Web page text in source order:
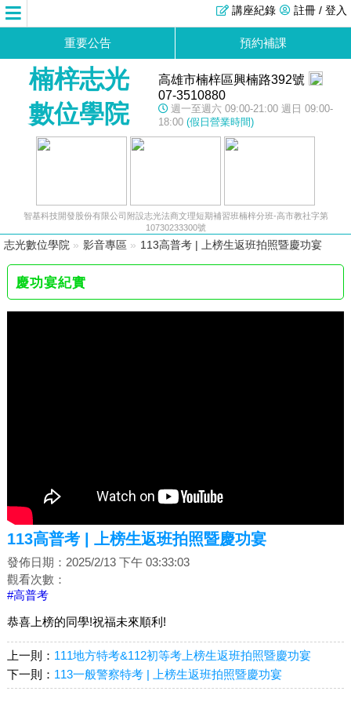
註冊 / 登入
講座紀錄
重要公告 預約補課
楠梓志光
數位學院
高雄市楠梓區興楠路392號
07-3510880
週一至週六 09:00-21:00 週日 09:00-
18:00 (假日營業時間)
智基科技開發股份有限公司附設志光法商文理短期補習班楠梓分班-高市教社字第
10730233300號
志光數位學院 » 影音專區 » 113高普考 | 上榜生返班拍照暨慶功宴
慶功宴紀實
113高普考 | 上榜生返班拍照暨慶功宴
發佈日期：2025/2/13 下午 03:33:03
觀看次數：
#高普考
恭喜上榜的同學!祝福未來順利!
上一則： 111地方特考&112初等考上榜生返班拍照暨慶功宴
下一則： 113一般警察特考 | 上榜生返班拍照暨慶功宴